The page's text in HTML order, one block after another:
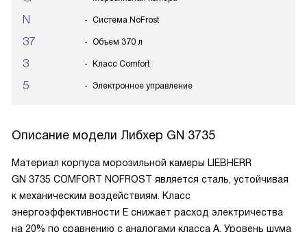
N Система NoFrost
37 Объем 370 л
3 Класс Comfort
5 Электронное управление
Описание модели Либхер GN 3735
Материал корпуса морозильной камеры LIEBHERR
GN 3735 COMFORT NOFROST является сталь, устойчивая
к механическим воздействиям. Класс
энергоэффективности E снижает расход электричества
на 20% по сравнению с аналогами класса A. Уровень шума